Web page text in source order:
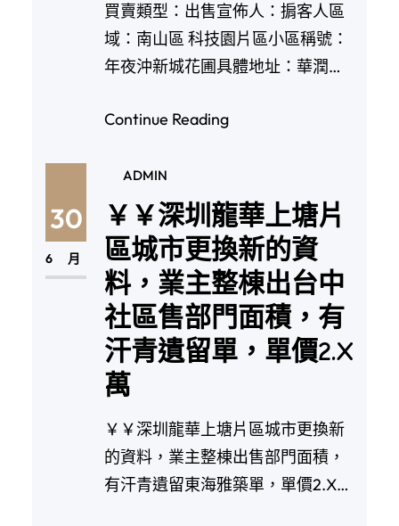
買賣類型：出售宣佈人：掮客人區
域：南山區 科技園片區小區稱號：
年夜沖新城花圃具體地址：華潤
Continue Reading
30
6 月
ADMIN
￥￥深圳龍華上塘片
區城市更換新的資
料，業主整棟出台中
社區售部門面積，有
汗青遺留單，單價2.X
萬
￥￥深圳龍華上塘片區城市更換新
的資料，業主整棟出售部門面積，
有汗青遺留東海雅築單，單價2.X萬